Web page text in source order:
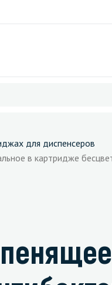
для диспенсеров
в картридже